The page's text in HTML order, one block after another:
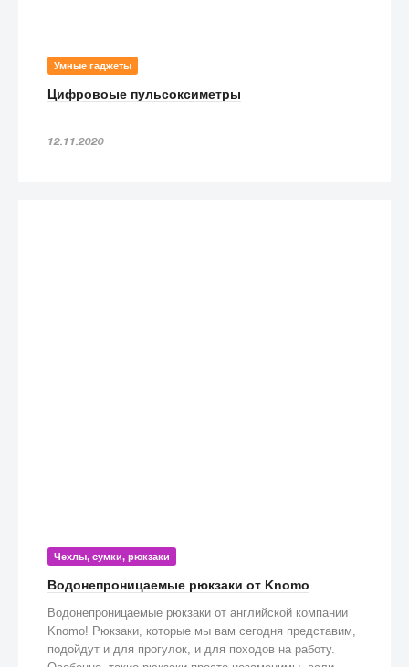
Умные гаджеты
Цифровоые пульсоксиметры
12.11.2020
Чехлы, сумки, рюкзаки
Водонепроницаемые рюкзаки от Knomo
Водонепроницаемые рюкзаки от английской компании
Knomo! Рюкзаки, которые мы вам сегодня представим,
подойдут и для прогулок, и для походов на работу.